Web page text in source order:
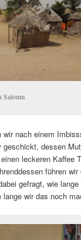
Saloum
nach einem
geschickt, dessen
leckeren Kaffee
führen wir
gefragt, wie
lange wir das noch